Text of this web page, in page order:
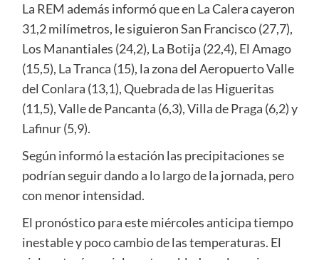
La REM además informó que en La Calera cayeron
31,2 milímetros, le siguieron San Francisco (27,7),
Los Manantiales (24,2), La Botija (22,4), El Amago
(15,5), La Tranca (15), la zona del Aeropuerto Valle
del Conlara (13,1), Quebrada de las Higueritas
(11,5), Valle de Pancanta (6,3), Villa de Praga (6,2) y
Lafinur (5,9).
Según informó la estación las precipitaciones se
podrían seguir dando a lo largo de la jornada, pero
con menor intensidad.
El pronóstico para este miércoles anticipa tiempo
inestable y poco cambio de las temperaturas. El